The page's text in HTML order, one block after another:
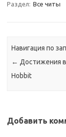
Раздел: Все читы
Навигация по
← Достижения в
Hobbit
Добавить